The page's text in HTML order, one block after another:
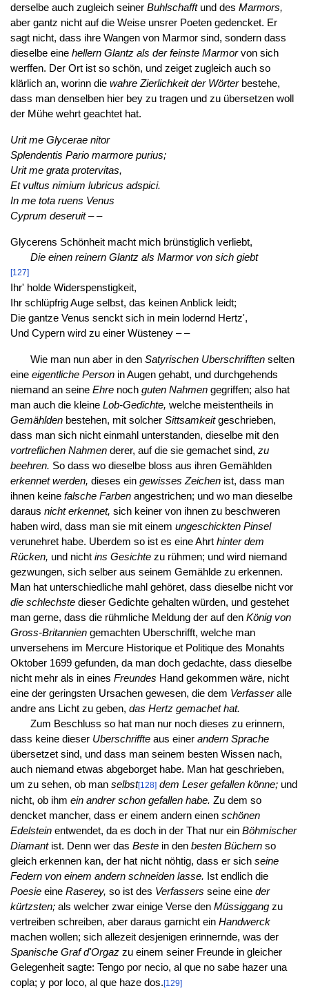
derselbe auch zugleich seiner Buhlschafftund des Marmors,
aber gantz nicht auf die Weise unsrer Poeten gedencket. Er
sagt nicht, dass ihre Wangen von Marmor sind, sondern dass
dieselbe eine hellern Glantz als der feinste Marmorvon sich
werffen. Der Ort ist so schön, und zeiget zugleich auch so
klärlich an, worinn die wahre Zierlichkeit der Wörterbestehe,
dass man denselben hier bey zu tragen und zu übersetzen woll
der Mühe wehrt geachtet hat.
Urit me Glycerae nitor
Splendentis Pario marmore purius;
Urit me grata protervitas,
Et vultus nimium lubricus adspici.
In me tota ruens Venus
Cyprum deseruit – –
Glycerens Schönheit macht mich brünstiglich verliebt,
Die einen reinern Glantz als Marmor von sich giebt
[127]
Ihr' holde Widerspenstigkeit,
Ihr schlüpfrig Auge selbst, das keinen Anblick leidt;
Die gantze Venus senckt sich in mein lodernd Hertz',
Und Cypern wird zu einer Wüsteney – –
Wie man nun aber in den Satyrischen Uberschrifftenselten
eine eigentliche Personin Augen gehabt, und durchgehends
niemand an seine Ehrenoch guten Nahmengegriffen; also hat
man auch die kleine Lob-Gedichte, welche meistentheils in
Gemähldenbestehen, mit solcher Sittsamkeitgeschrieben,
dass man sich nicht einmahl unterstanden, dieselbe mit den
vortreflichen Nahmenderer, auf die sie gemachet sind, zu
beehren. So dass wo dieselbe bloss aus ihren Gemählden
erkennet werden, dieses ein gewisses Zeichenist, dass man
ihnen keine falsche Farbenangestrichen; und wo man dieselbe
daraus nicht erkennet, sich keiner von ihnen zu beschweren
haben wird, dass man sie mit einem ungeschickten Pinsel
verunehret habe. Uberdem so ist es eine Ahrt hinter dem
Rücken, und nicht ins Gesichtezu rühmen; und wird niemand
gezwungen, sich selber aus seinem Gemählde zu erkennen.
Man hat unterschiedliche mahl gehöret, dass dieselbe nicht vor
die schlechstedieser Gedichte gehalten würden, und gestehet
man gerne, dass die rühmliche Meldung der auf den König von
Gross-Britanniengemachten Uberschrifft, welche man
unversehens im Mercure Historique et Politique des Monahts
Oktober 1699 gefunden, da man doch gedachte, dass dieselbe
nicht mehr als in eines Freundes Hand gekommen wäre, nicht
eine der geringsten Ursachen gewesen, die dem Verfasseralle
andre ans Licht zu geben, das Hertz gemachet hat.
Zum Beschluss so hat man nur noch dieses zu erinnern,
dass keine dieser Uberschriffteaus einer andern Sprache
übersetzet sind, und dass man seinem besten Wissen nach,
auch niemand etwas abgeborget habe. Man hat geschrieben,
um zu sehen, ob manselbst[128]dem Leser gefallen könne;und
nicht, ob ihm ein andrer schon gefallen habe. Zu dem so
dencket mancher, dass er einem andern einen schönen
Edelsteinentwendet, da es doch in der That nur ein Böhmischer
Diamantist. Denn wer das Bestein den besten Büchernso
gleich erkennen kan, der hat nicht nöhtig, dass er sich seine
Federn von einem andern schneiden lasse. Ist endlich die
Poesieeine Raserey, so ist des Verfassers seine eine der
kürtzsten;als welcher zwar einige Verse den Müssiggangzu
vertreiben schreiben, aber daraus garnicht ein Handwerck
machen wollen; sich allezeit desjenigen erinnernde, was der
Spanische Graf d'Orgazzu einem seiner Freunde in gleicher
Gelegenheit sagte: Tengo por necio, al que no sabe hazer una
copla; y por loco, al que haze dos. [129]